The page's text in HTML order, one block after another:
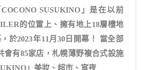
SUSUKINO」是在以前
的位置上、擁有地上18層樓地
於2023年11月30日開幕！ 當全部
會有85家店，札幌薄野複合式設施
」美妝、超市、宵夜